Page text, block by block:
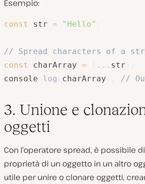
Esempio:
const str = "Hello"
// Spread characters of a
const
charArray = ... str
console
log charArray //
3. Unione e
oggetti
Con l’operatore spread, è possibile
proprietà di un oggetto in un altro
utile per unire o clonare oggetti,